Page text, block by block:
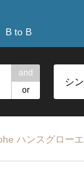
B to B
and
or
ハンスグロー